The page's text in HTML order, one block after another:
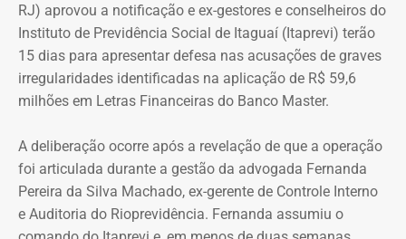
setor de seguros e planos de saúde.
RJ) aprovou a notificação e ex-gestores e conselheiros do
Instituto de Previdência Social de Itaguaí (Itaprevi) terão
15 dias para apresentar defesa nas acusações de graves
irregularidades identificadas na aplicação de R$ 59,6
milhões em Letras Financeiras do Banco Master.
A deliberação ocorre após a revelação de que a operação
foi articulada durante a gestão da advogada Fernanda
Pereira da Silva Machado, ex-gerente de Controle Interno
e Auditoria do Rioprevidência. Fernanda assumiu o